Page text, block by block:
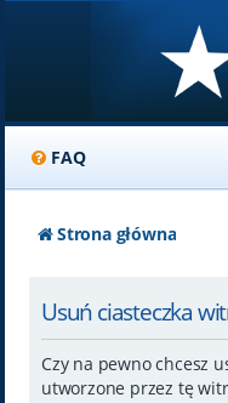
FAQ
Strona główna
Usuń ciasteczka
Czy na pewno chcesz
utworzone przez tę